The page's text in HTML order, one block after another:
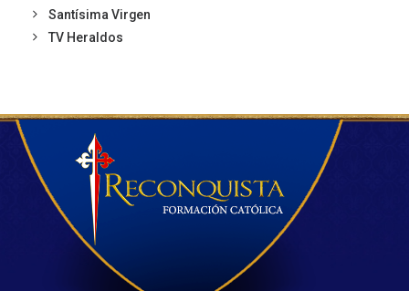
Santísima Virgen
TV Heraldos